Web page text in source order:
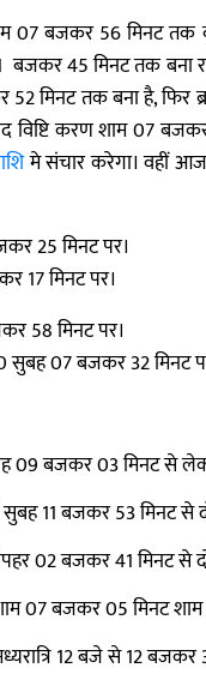
07 बजकर 56 मिनट तक
बजकर 45 मिनट तक
52 मिनट तक बना है,
विष्टि करण शाम 07
मे संचार करेगा। वहीं
25 मिनट पर।
17 मिनट पर।
58 मिनट पर।
07 बजकर 32 मिनट
09 बजकर 03 मिनट से
सुबह 11 बजकर 53 मिनट से
02 बजकर 41 मिनट से
07 बजकर 05 मिनट
मध्यरात्रि 12 बजे से 12